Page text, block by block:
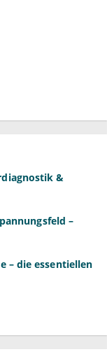
&
–
– die essentiellen